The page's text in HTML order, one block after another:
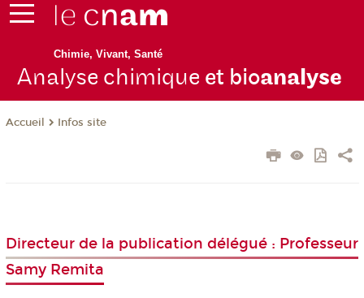
Chimie, Vivant, Santé
Analyse chimique et bioanalyse
Accueil Infos site
Directeur de la publication délégué : Professeur
Samy Remita